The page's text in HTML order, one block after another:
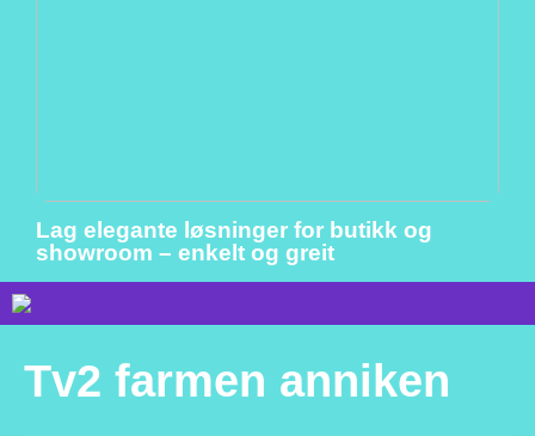
Lag elegante løsninger for butikk og
showroom – enkelt og greit
Tv2 farmen anniken